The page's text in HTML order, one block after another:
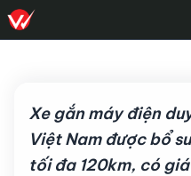
13 tháng 6, 2026·5 phút
Xe gắn máy điện
Việt Nam được bổ
tối đa 120km, có